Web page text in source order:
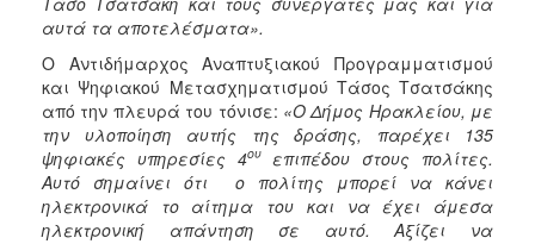
αυτά τα αποτελέσματα».
Ο Αντιδήμαρχος Αναπτυξιακού Προγραμματισμού
και Ψηφιακού Μετασχηματισμού Τάσος Τσατσάκης
από την πλευρά του τόνισε: «Ο Δήμος Ηρακλείου, με
την υλοποίηση αυτής της δράσης, παρέχει 135
ψηφιακές υπηρεσίες 4ουεπιπέδου στους πολίτες.
Αυτό σημαίνει ότι ο πολίτης μπορεί να κάνει
ηλεκτρονικά το αίτημα του και να έχει άμεσα
ηλεκτρονική απάντηση σε αυτό. Αξίζει να